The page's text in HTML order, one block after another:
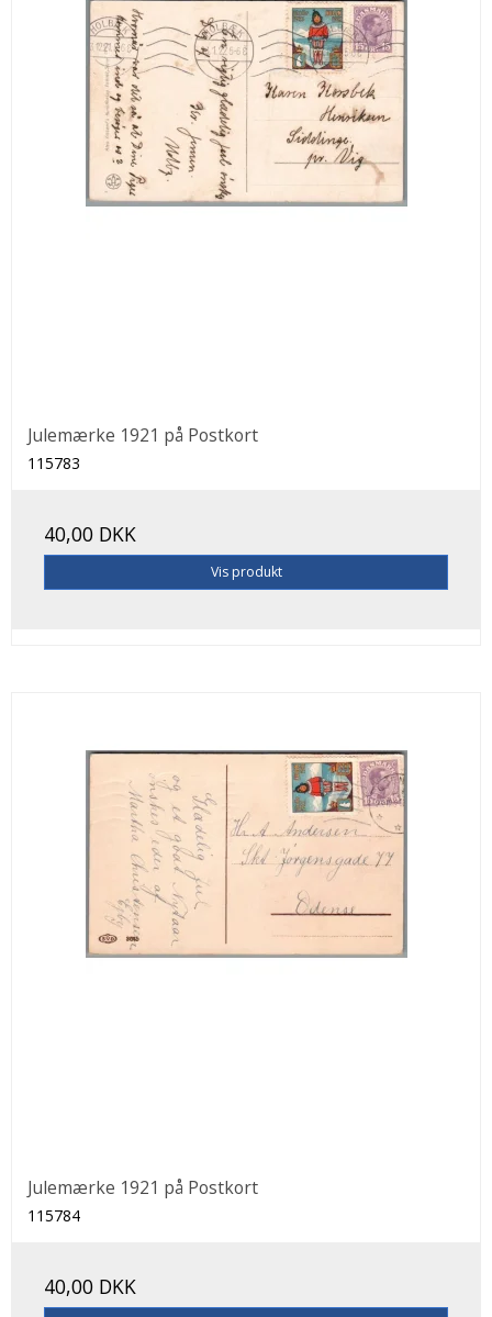
Julemærke 1921 på Postkort
115783
40,00 DKK
Vis produkt
Julemærke 1921 på Postkort
115784
40,00 DKK